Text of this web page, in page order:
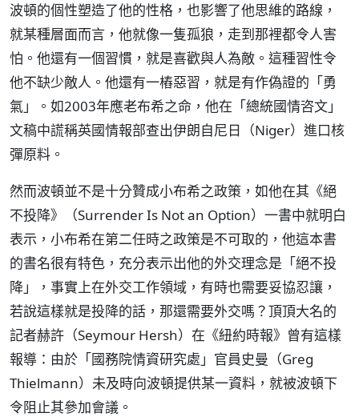
波頓的個性塑造了他的性格，也影響了他思維的路線，
就某種層面而言，他就像一隻孤狼，走到那裡都令人害
怕。他還有一個習慣，就是喜歡與人為敵。這種習性令
他不缺少敵人。他還有一樁惡習，就是有作偽證的「勇
氣」。如2003年應老布希之命，他在「總統國情咨文」
文稿中謊稱英國情報部查出伊朗自尼日（Niger）進口核
彈原料。
然而波頓並不是十分贊成小布希之政策，如他在其《絕
不投降》（Surrender Is Not an Option）一書中就明白
表示，小布希在第二任時之政策是不可取的，他這本書
的書名很有特色，充分表示出他的外交理念是「絕不投
降」，事實上在外交工作領域，有時也需要妥協忍讓，
若說這樣就是投降的話，那還需要外交嗎？頂頂大名的
記者赫許（Seymour Hersh）在《紐約時報》曾有這樣
報導：由於「國務院情資研究處」官員史曼（Greg
Thielmann）未及時向波頓提供某一資料，就被波頓下
令阻止其參加會議。